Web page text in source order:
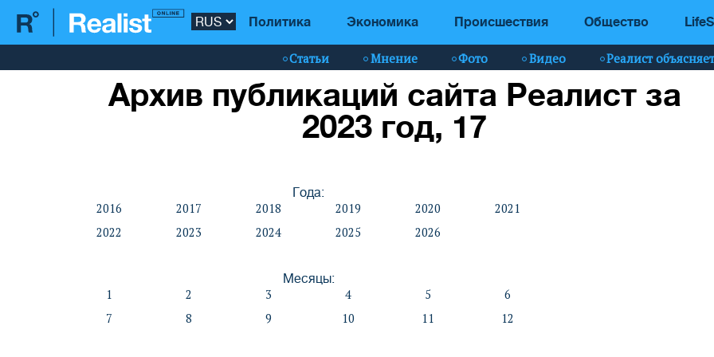
Политика Экономика Происшествия Общество
Статьи Мнение Фото Видео Реалист
Архив публикаций сайта Реалист за
2023 год, 17
Года:
2016 2017 2018 2019 2020
2021
2022
2023 2024 2025 2026
Месяцы:
1 2 3 4 5
6
7
8 9 10 11 12